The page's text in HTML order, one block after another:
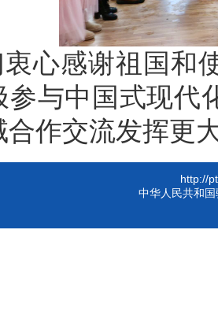
心感谢祖国和
参与中国式现代
合作交流发挥更
http://
中华人民共和